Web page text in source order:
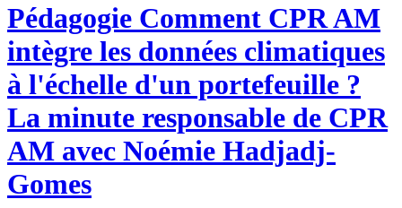
Pédagogie Comment CPR AM
intègre les données climatiques
à l'échelle d'un portefeuille ?
La minute responsable de CPR
AM avec Noémie Hadjadj-
Gomes